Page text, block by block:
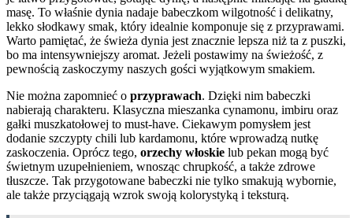
masę. To właśnie dynia nadaje babeczkom wilgotność i delikatny,
lekko słodkawy smak, który idealnie komponuje się z przyprawami.
Warto pamiętać, że świeża dynia jest znacznie lepsza niż ta z puszki,
bo ma intensywniejszy aromat. Jeżeli postawimy na świeżość, z
pewnością zaskoczymy naszych gości wyjątkowym smakiem.
Nie można zapomnieć o przyprawach. Dzięki nim babeczki
nabierają charakteru. Klasyczna mieszanka cynamonu, imbiru oraz
gałki muszkatołowej to must-have. Ciekawym pomysłem jest
dodanie szczypty chili lub kardamonu, które wprowadzą nutkę
zaskoczenia. Oprócz tego, orzechy włoskie lub pekan mogą być
świetnym uzupełnieniem, wnosząc chrupkość, a także zdrowe
tłuszcze. Tak przygotowane babeczki nie tylko smakują wybornie,
ale także przyciągają wzrok swoją kolorystyką i teksturą.